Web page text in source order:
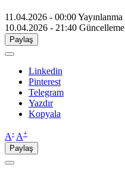
11.04.2026 - 00:00Yayınlanma
10.04.2026 - 21:40 Güncelleme
Paylaş
Linkedin
Pinterest
Telegram
Yazdır
Kopyala
A- A+
Paylaş